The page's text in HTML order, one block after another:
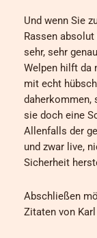
Und wenn Sie
Rassen
sehr, sehr
Welpen hilft da
mit echt
daherkommen,
sie doch eine
Allenfalls der
und zwar live,
Sicherheit
Abschließen
Zitaten von